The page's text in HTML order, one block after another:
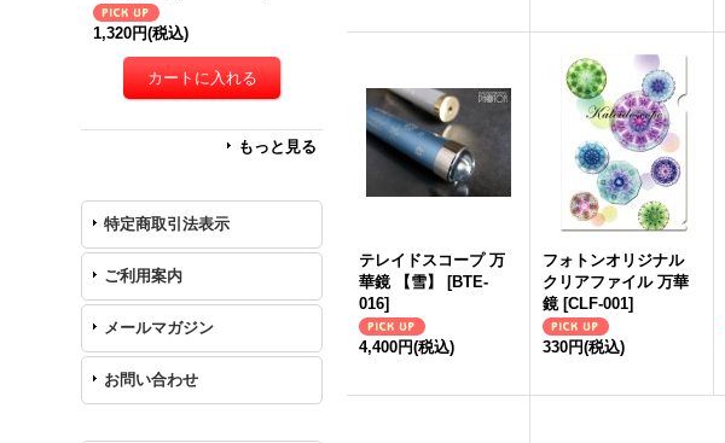
1,320円(税込)
もっと見る
特定商取引法表示
ご利用案内
メールマガジン
お問い合わせ
テレイドスコープ 万
華鏡 【雪】
[BTE-
016]
4,400円(税込)
フォトンオリジナル
クリアファイル 万華
鏡 [CLF-001]
330円(税込)